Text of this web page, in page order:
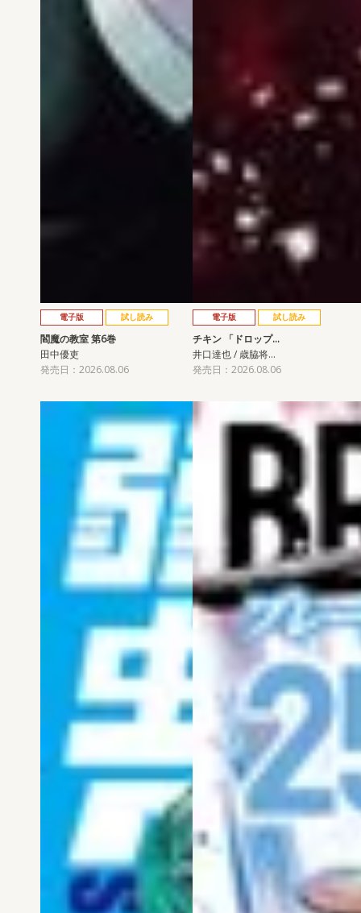
電子版 試し読み
閻魔の教室 第6巻
田中優吏
発売日：2026.08.06
電子版 試し読み
チキン 「ドロップ…
井口達也 / 歳脇将…
発売日：2026.08.06